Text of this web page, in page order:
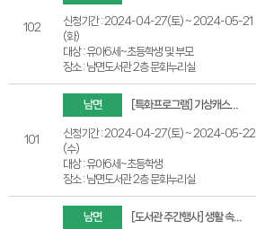
102
신청기간 : 2024-04-27(토) ~ 2024-05-21
(화)
대상 : 유아6세~초등학생 및 부모
장소 : 남면도서관 2층 문화누리실
101
남면 [특화프로그램] 기상캐스터, 환경을 말하다(유아6세~초등학생 대상)
신청기간 : 2024-04-27(토) ~ 2024-05-22
(수)
대상 : 유아6세~초등학생
장소 : 남면도서관 2층 문화누리실
남면 [도서관 주간행사] 생활 속의 지혜로운 세금 상식(성인대상)